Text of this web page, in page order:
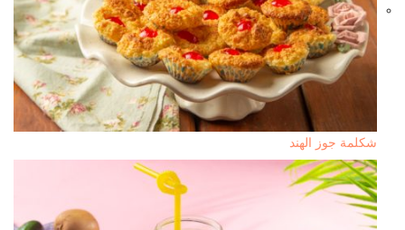
شكلمة جوز الهند